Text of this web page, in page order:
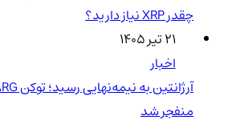
چقدر XRP نیاز دارید؟
۲۱ تیر ۱۴۰۵
اخبار
منفجر شد